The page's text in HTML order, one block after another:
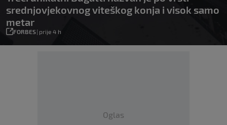
srednjovjekovnog viteškog konja i visok samo
metar
FORBES| prije 4 h
Oglas